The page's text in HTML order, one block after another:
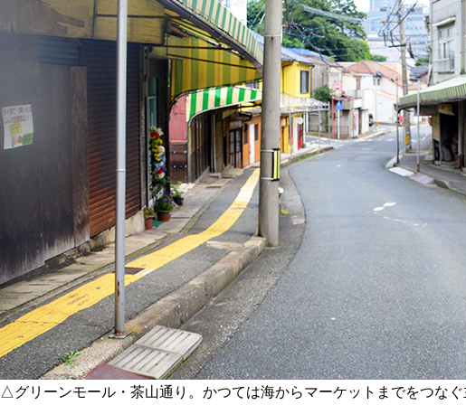
△グリーンモール・茶山通り。かつては海からマーケットまでをつな